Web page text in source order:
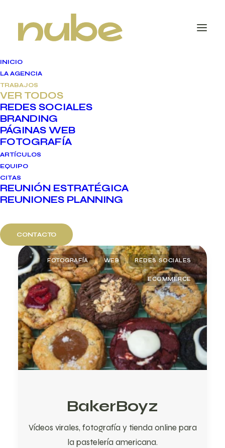
INICIO
LA AGENCIA
TRABAJOS
VER TODOS
REDES SOCIALES
BRANDING
PÁGINAS WEB
FOTOGRAFÍA
ARTÍCULOS
EQUIPO
CITAS
REUNIÓN ESTRATÉGICA
REUNIONES PLANNING
CONTACTO
Nuestro
portfolio
FOTOGRAFÍA WEB REDES SOCIALES
ECOMMERCE
BakerBoyz
Vídeos virales, fotografía y tienda online para
la pastelería americana.